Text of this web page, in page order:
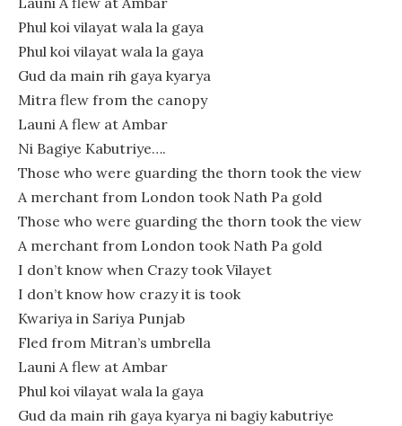
Phul koi vilayat wala la gaya
Phul koi vilayat wala la gaya
Gud da main rih gaya kyarya
Mitra flew from the canopy
Launi A flew at Ambar
Ni Bagiye Kabutriye….
Those who were guarding the thorn took the view
A merchant from London took Nath Pa gold
Those who were guarding the thorn took the view
A merchant from London took Nath Pa gold
I don’t know when Crazy took Vilayet
I don’t know how crazy it is took
Kwariya in Sariya Punjab
Fled from Mitran’s umbrella
Launi A flew at Ambar
Phul koi vilayat wala la gaya
Gud da main rih gaya kyarya ni bagiy kabutriye